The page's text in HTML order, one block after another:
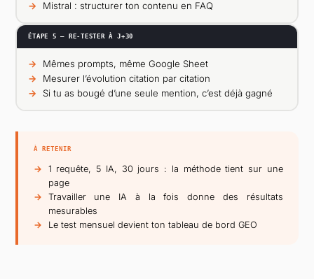
Mistral : structurer ton contenu en FAQ
ÉTAPE 5 — RE-TESTER À J+30
Mêmes prompts, même Google Sheet
Mesurer l’évolution citation par citation
Si tu as bougé d’une seule mention, c’est déjà gagné
À RETENIR
1 requête, 5 IA, 30 jours : la méthode tient sur une
page
Travailler une IA à la fois donne des résultats
mesurables
Le test mensuel devient ton tableau de bord GEO